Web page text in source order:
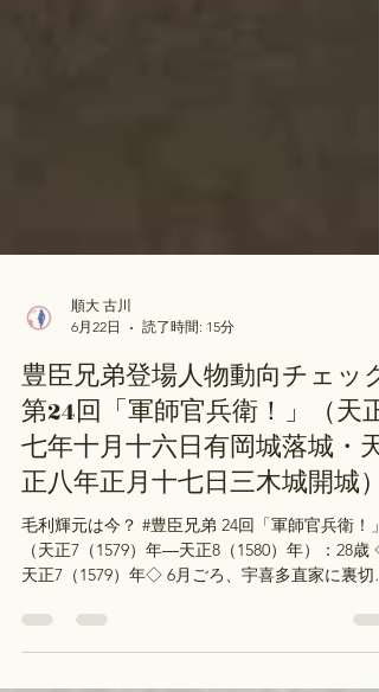
順大 古川
6月22日
読了時間: 15分
豊臣兄弟登場人物動向チェック
第24回「軍師官兵衛！」（天正
七年十月十六日有岡城落城・天
正八年正月十七日三木城開城）
（天正7（1579）年―天正8（1580）年）：28歳 ◇
天正7（1579）年◇ 6月ごろ、宇喜多直家に裏切ら